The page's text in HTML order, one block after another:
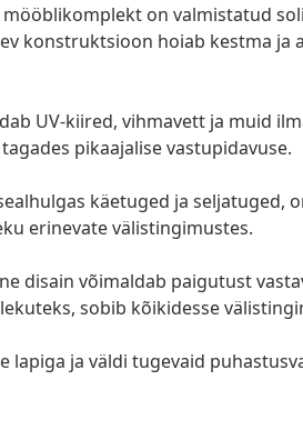
mööblikomplekt on valmistatud
konstruktsioon hoiab kestma ja
UV-kiired, vihmavett ja muid
pikaajalise vastupidavuse.
käetuged ja seljatuged,
erinevate välistingimustes.
disain võimaldab paigutust
sobib kõikidesse
lapiga ja väldi tugevaid